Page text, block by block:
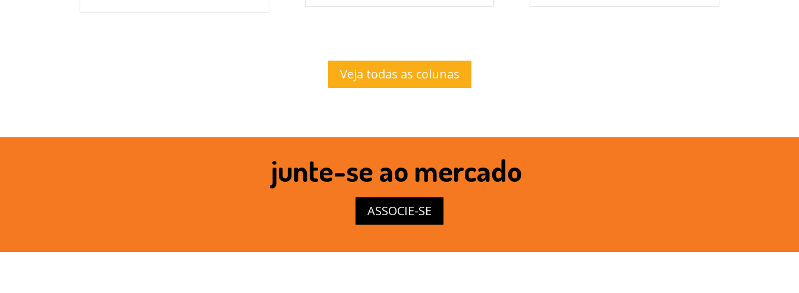
Veja todas as colunas
junte-se ao mercado
ASSOCIE-SE